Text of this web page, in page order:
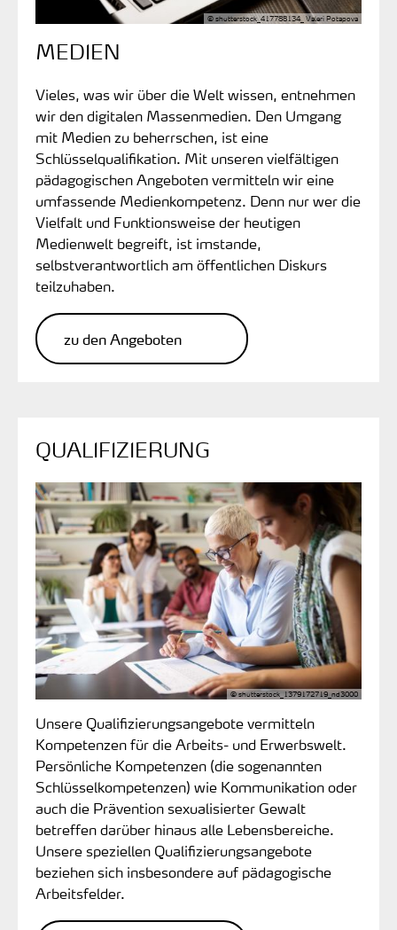
© shutterstock_417788134_ Valeri Potapova
MEDIEN
Vieles, was wir über die Welt wissen, entnehmen
wir den digitalen Massenmedien. Den Umgang
mit Medien zu beherrschen, ist eine
Schlüsselqualifikation. Mit unseren vielfältigen
pädagogischen Angeboten vermitteln wir eine
umfassende Medienkompetenz. Denn nur wer die
Vielfalt und Funktionsweise der heutigen
Medienwelt begreift, ist imstande,
selbstverantwortlich am öffentlichen Diskurs
teilzuhaben.
zu den Angeboten
QUALIFIZIERUNG
© shutterstock_1379172719_nd3000
Unsere Qualifizierungsangebote vermitteln
Kompetenzen für die Arbeits- und Erwerbswelt.
Persönliche Kompetenzen (die sogenannten
Schlüsselkompetenzen) wie Kommunikation oder
auch die Prävention sexualisierter Gewalt
betreffen darüber hinaus alle Lebensbereiche.
Unsere speziellen Qualifizierungsangebote
beziehen sich insbesondere auf pädagogische
Arbeitsfelder.